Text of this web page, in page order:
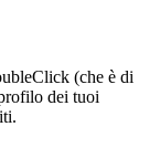
(che è di
dei tuoi